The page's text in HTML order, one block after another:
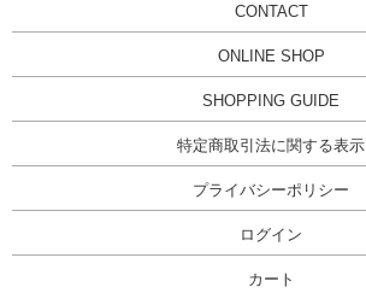
CONTACT
ONLINE SHOP
SHOPPING GUIDE
特定商取引法に関する表示
プライバシーポリシー
ログイン
カート